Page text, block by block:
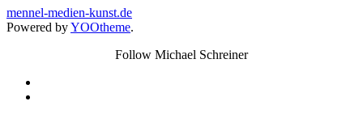
mennel-medien-kunst.de
Powered byYOOtheme.
Follow Michael Schreiner